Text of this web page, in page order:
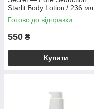
Starlit Body Lotion / 236 мл
Готово до відправки
550 ₴
Купити